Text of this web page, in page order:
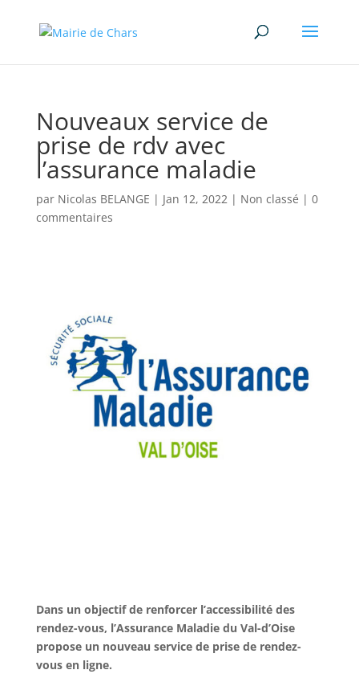
Nouveaux service de
prise de rdv avec
l’assurance maladie
par Nicolas BELANGE | Jan 12, 2022| Non classé | 0
commentaires
Dans un objectif de renforcer l’accessibilité des
rendez-vous, l’Assurance Maladie du Val-d’Oise
propose un nouveau service de prise de rendez-
vous en ligne.